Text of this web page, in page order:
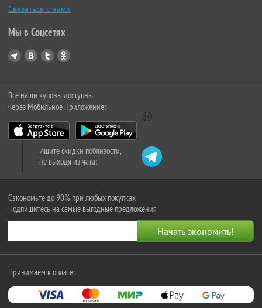
Связаться с нами
Мы в Соцсетях
Все наши купоны доступны
через Мобильное Приложение:
Ищите скидки поблизости,
не выходя из чата:
Сэкономьте до 90% при любых покупках
Подпишитесь на самые выгодные предложения
Принимаем к оплате: